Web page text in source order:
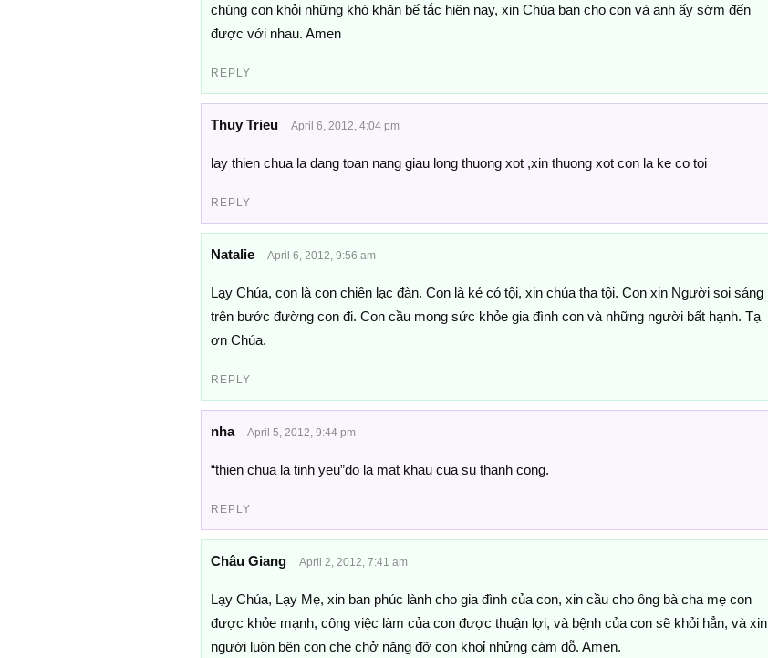
chúng con khỏi những khó khăn bế tắc hiện nay, xin Chúa ban cho con và anh ấy sớm đến
được với nhau. Amen
REPLY
Thuy Trieu April 6, 2012, 4:04 pm
lay thien chua la dang toan nang giau long thuong xot ,xin thuong xot con la ke co toi
REPLY
Natalie April 6, 2012, 9:56 am
Lạy Chúa, con là con chiên lạc đàn. Con là kẻ có tội, xin chúa tha tội. Con xin Người soi sáng
trên bước đường con đi. Con cầu mong sức khỏe gia đình con và những người bất hạnh. Tạ
ơn Chúa.
REPLY
nha April 5, 2012, 9:44 pm
“thien chua la tinh yeu”do la mat khau cua su thanh cong.
REPLY
Châu Giang April 2, 2012, 7:41 am
Lạy Chúa, Lạy Mẹ, xin ban phúc lành cho gia đình của con, xin cầu cho ông bà cha mẹ con
được khỏe mạnh, công việc làm của con được thuận lợi, và bệnh của con sẽ khỏi hẳn, và xin
người luôn bên con che chở năng đỡ con khoỉ nhửng cám dỗ. Amen.